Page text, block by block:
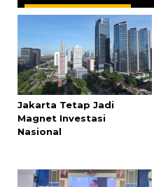
Jakarta Tetap Jadi
Magnet Investasi
Nasional